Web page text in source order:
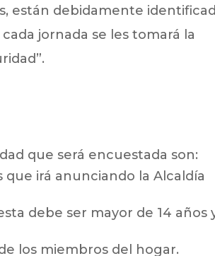
están debidamente
jornada se les tomará la
que será encuestada son:
irá anunciando la Alcaldía
debe ser mayor de 14 años
los miembros del hogar.